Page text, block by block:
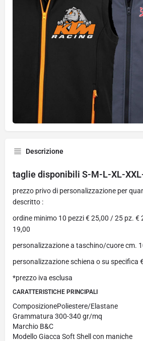
Descrizione
taglie disponibili S-M-L-XL-
prezzo privo di personalizzazione per
descritto :
ordine minimo 10 pezzi € 25,00 / 25 pz. €
19,00
personalizzazione a taschino/cuore cm.
personalizzazione schiena o su specifica
*prezzo iva esclusa
CARATTERISTICHE PRINCIPALI
ComposizionePoliestere/Elastane
Grammatura 300-340 gr/mq
Marchio B&C
ModelloGiacca Soft Shell con maniche